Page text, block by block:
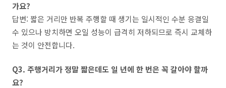
가요?
답변: 짧은 거리만 반복 주행할 때 생기는 일시적인 수분 응결일
수 있으나 방치하면 오일 성능이 급격히 저하되므로 즉시 교체하
는 것이 안전합니다.
Q3. 주행거리가 정말 짧은데도 일 년에 한 번은 꼭 갈아야 할까
요?